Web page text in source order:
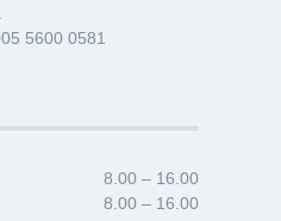
5600 0581
8.00 – 16.00
8.00 – 16.00